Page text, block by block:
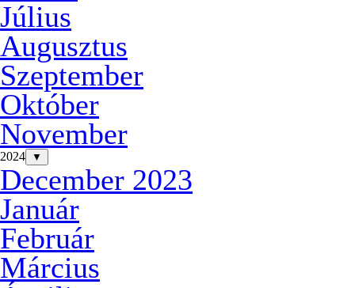
Július
Augusztus
Szeptember
Október
November
2024 ▼
December 2023
Január
Február
Március